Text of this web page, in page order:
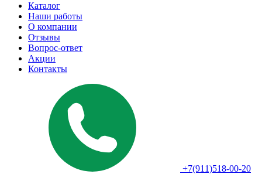
Каталог
Наши работы
О компании
Отзывы
Вопрос-ответ
Акции
Контакты
+7(911)518-00-20